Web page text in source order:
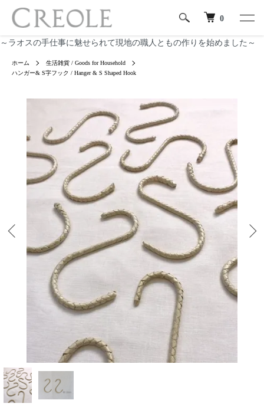
～ラオスの手仕事に魅せられて現地の職人ともの作りを始めました～
0
ホーム
生活雑貨 / Goods for Household
ハンガー& S字フック / Hanger & S Shaped Hook